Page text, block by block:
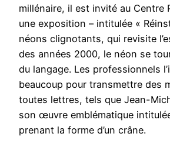
millénaire, il est invité au Centre
une exposition – intitulée «
néons clignotants, qui revisite
des années 2000, le néon se
du langage. Les professionnels
beaucoup pour transmettre des
toutes lettres, tels que Jean-
son œuvre emblématique
prenant la forme d’un crâne.